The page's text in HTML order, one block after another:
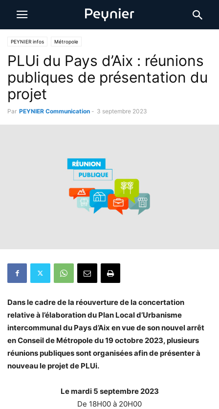
PEYNIER infos Métropole
PLUi du Pays d’Aix : réunions
publiques de présentation du
projet
Par PEYNIER Communication - 3 septembre 2023
Dans le cadre de la réouverture de la concertation
relative à l’élaboration du Plan Local d’Urbanisme
intercommunal du Pays d’Aix en vue de son nouvel arrêt
en Conseil de Métropole du 19 octobre 2023, plusieurs
réunions publiques sont organisées afin de présenter à
nouveau le projet de PLUi.
Le mardi 5 septembre 2023
De 18H00 à 20H00